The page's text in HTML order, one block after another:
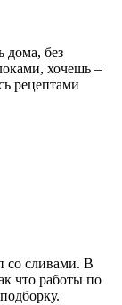
дома, без
хочешь –
рецептами
со сливами. В
что работы по